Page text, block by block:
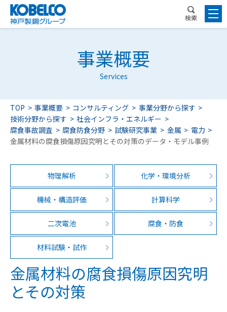
検索
事業概要
Services
TOP 事業概要 コンサルティング
事業分野から探す
技術分野から探す
社会インフラ・エネルギー
腐食事故調査
腐食防食分野 試験研究事業 金属
電力
金属材料の腐食損傷原因究明とその対策のデータ・モデル事例
物理解析 化学・環境分析
機械・構造評価 計算科学
二次電池 腐食・防食
材料試験・試作
金属材料の腐食損傷原因究明
とその対策